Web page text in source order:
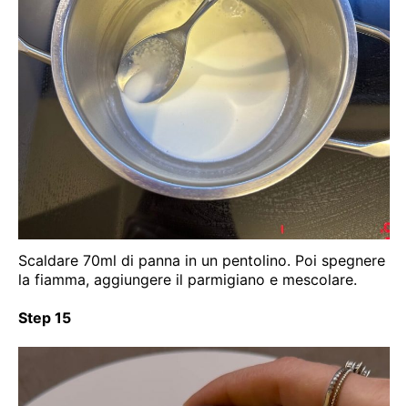
Scaldare 70ml di panna in un pentolino. Poi spegnere
la fiamma, aggiungere il parmigiano e mescolare.
Step 15